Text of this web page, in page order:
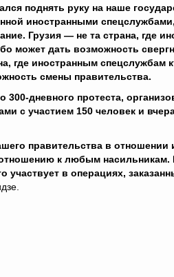
поднять руку на наше
иностранными
Грузия — не та страна, где
может дать возможность
где иностранным спецслужбам
смены правительства.
дневного протеста,
с участием 150 человек и
правительства в отношении
к любым насильникам.
в операциях,